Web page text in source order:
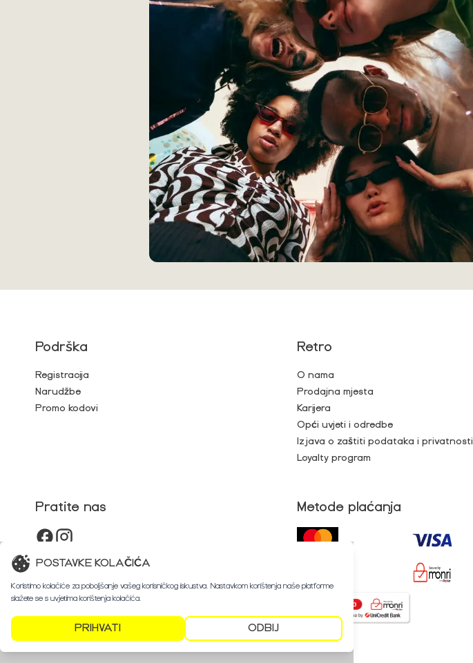
Podrška
Registracija
Narudžbe
Promo kodovi
Retro
O nama
Prodajna mjesta
Karijera
Opći uvjeti i odredbe
Izjava o zaštiti podataka i privatnosti
Loyalty program
Pratite nas Metode plaćanja
POSTAVKE KOLAČIĆA
Koristimo kolačiće za poboljšanje vašeg korisničkog iskustva. Nastavkom korištenja naše platforme
slažete se s uvjetima korištenja kolačića.
PRIHVATI ODBIJ